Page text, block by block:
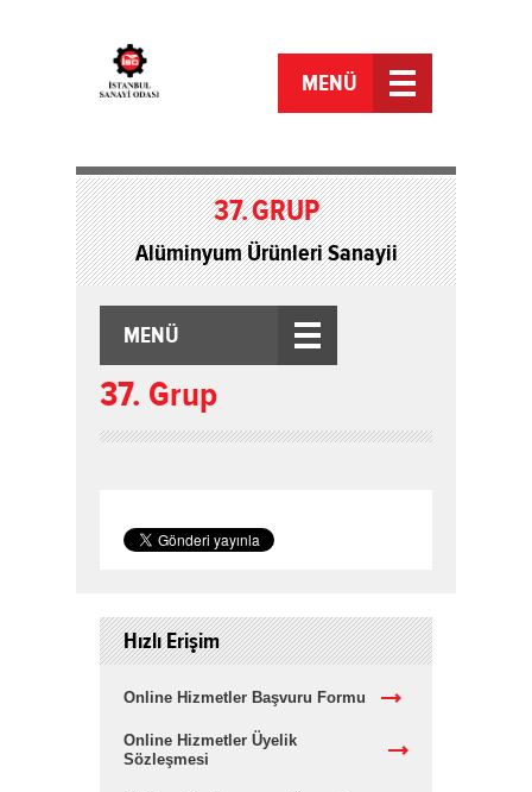
37.GRUP
Alüminyum Ürünleri Sanayii
MENÜ
MENÜ
37. Grup
Hızlı Erişim
Online Hizmetler Başvuru Formu
Online Hizmetler Üyelik
Sözleşmesi